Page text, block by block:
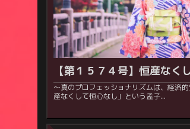
【第１５７４号】恒産なく
～真のプロフェッショナリズムは、経済的安
産なくして恒心なし」という孟子...